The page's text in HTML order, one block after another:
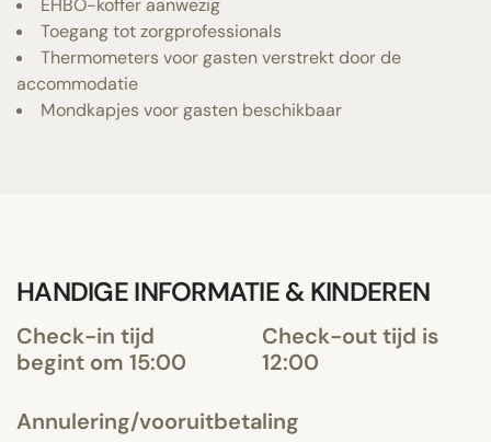
Toegang tot zorgprofessionals
Thermometers voor gasten verstrekt door de
accommodatie
Mondkapjes voor gasten beschikbaar
HANDIGE INFORMATIE & KINDEREN
Check-in tijd
begint om 15:00
Check-out tijd is
12:00
Annulering/vooruitbetaling